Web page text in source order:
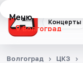
Концерты
Меню
Волгоград
Концерты
Волгоград ЦКЗ